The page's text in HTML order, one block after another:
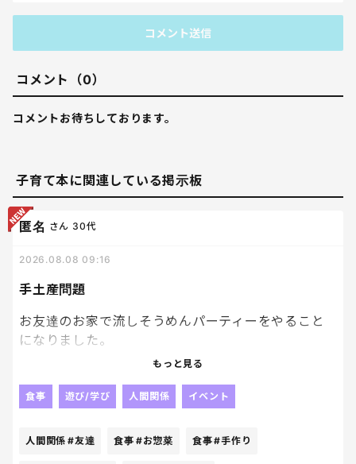
コメント送信
コメント（0）
コメントお待ちしております。
子育て本に関連している掲示板
手土産問題
匿名 さん 30代
2026.08.08 09:16
お友達のお家で流しそうめんパーティーをやること
になりました。
そうめんはそのお宅で用意してくれるみたいで、他
何を持っていこうか、、、、。
ちなみに小学生低学年と幼稚園生が参加です。クーラ
もっと見る
食事 遊び/学び 人間関係 イベント
人間関係 #友達 食事 #お惣菜 食事#手作り